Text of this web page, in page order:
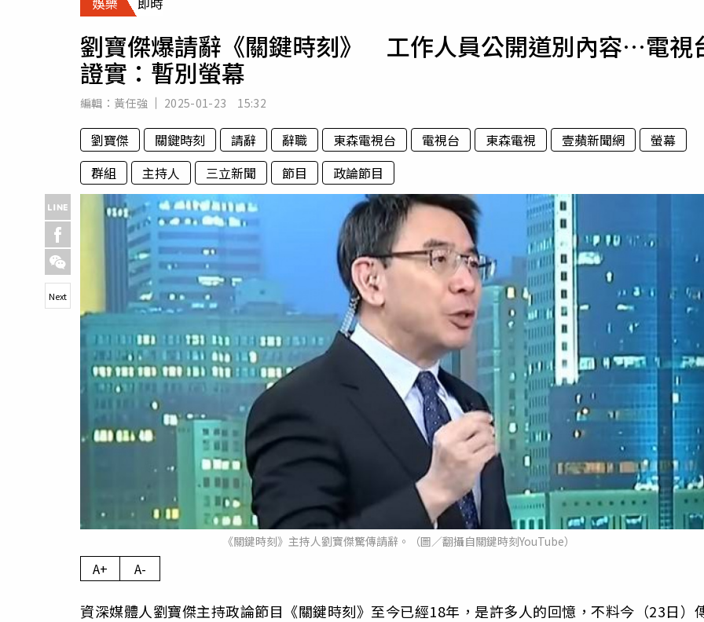
專欄
運勢
劉寶傑爆請辭《關鍵時刻》 工作人員公開道別內容…電視
證實：暫別螢幕
編輯： 黃任強 2025-01-23 15:32
劉寶傑 關鍵時刻 請辭 辭職 東森電視台 電視台 東森電視 壹蘋新聞網
螢幕
群組
主持人 三立新聞 節目 政論節目
《關鍵時刻》主持人劉寶傑驚傳請辭。（圖／翻攝自關鍵時刻YouTube）
Next
A+ A-
資深媒體人劉寶傑主持政論節目《關鍵時刻》至今已經18年，是許多人的回憶，不料今（23日）